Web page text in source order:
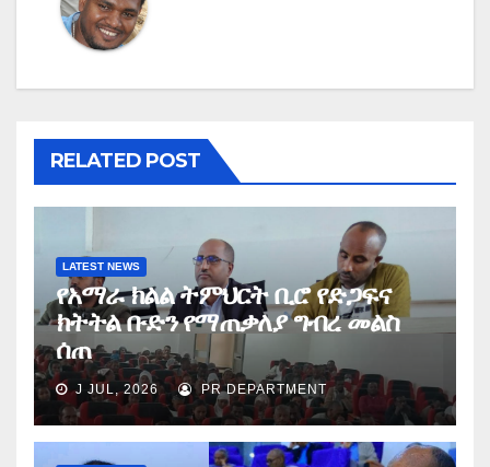
RELATED POST
LATEST NEWS
የአማራ ክልል ትምህርት ቢሮ የድጋፍና
ክትትል ቡድን የማጠቃለያ ግብረ መልስ
ሰጠ
J JUL, 2026 PR DEPARTMENT